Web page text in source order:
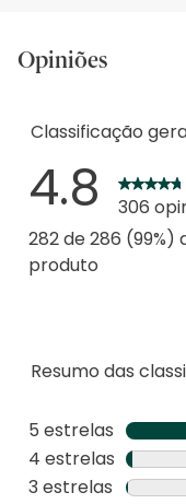
Opiniões
Resumo das
5 estrelas estrelas
4 estrelas estrelas
3 estrelas estrelas
Classificação
4.8
306
282 de 286
produto